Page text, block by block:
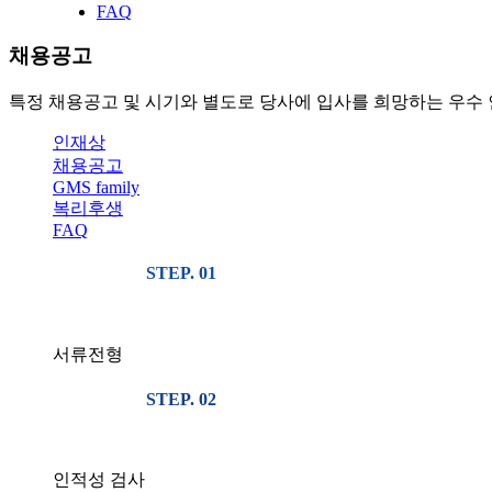
FAQ
채용공고
특정 채용공고 및 시기와 별도로 당사에 입사를 희망하는 우수
인재상
채용공고
GMS family
복리후생
FAQ
STEP. 01
서류전형
STEP. 02
인적성 검사